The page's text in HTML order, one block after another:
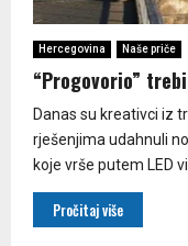
Hercegovina Naše priče
“Progovorio”
Danas su kreativci iz
rješenjima udahnuli
koje vrše putem LED
Pročitaj više